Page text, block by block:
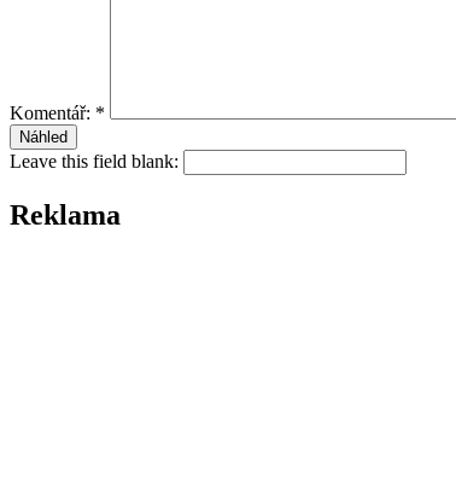
Komentář: *
Leave this field blank:
Reklama